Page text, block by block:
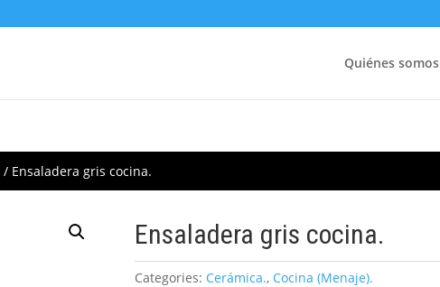
Quiénes somos
/ Ensaladera gris cocina.
Ensaladera gris cocina.
Categories: Cerámica., Cocina (Menaje).